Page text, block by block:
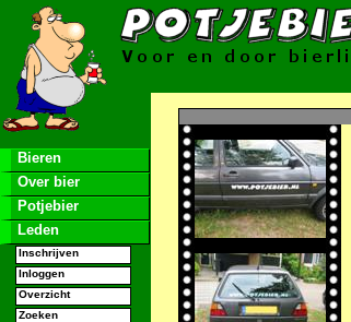
Bieren
Over bier
Potjebier
Leden
Inschrijven
Inloggen
Overzicht
Zoeken